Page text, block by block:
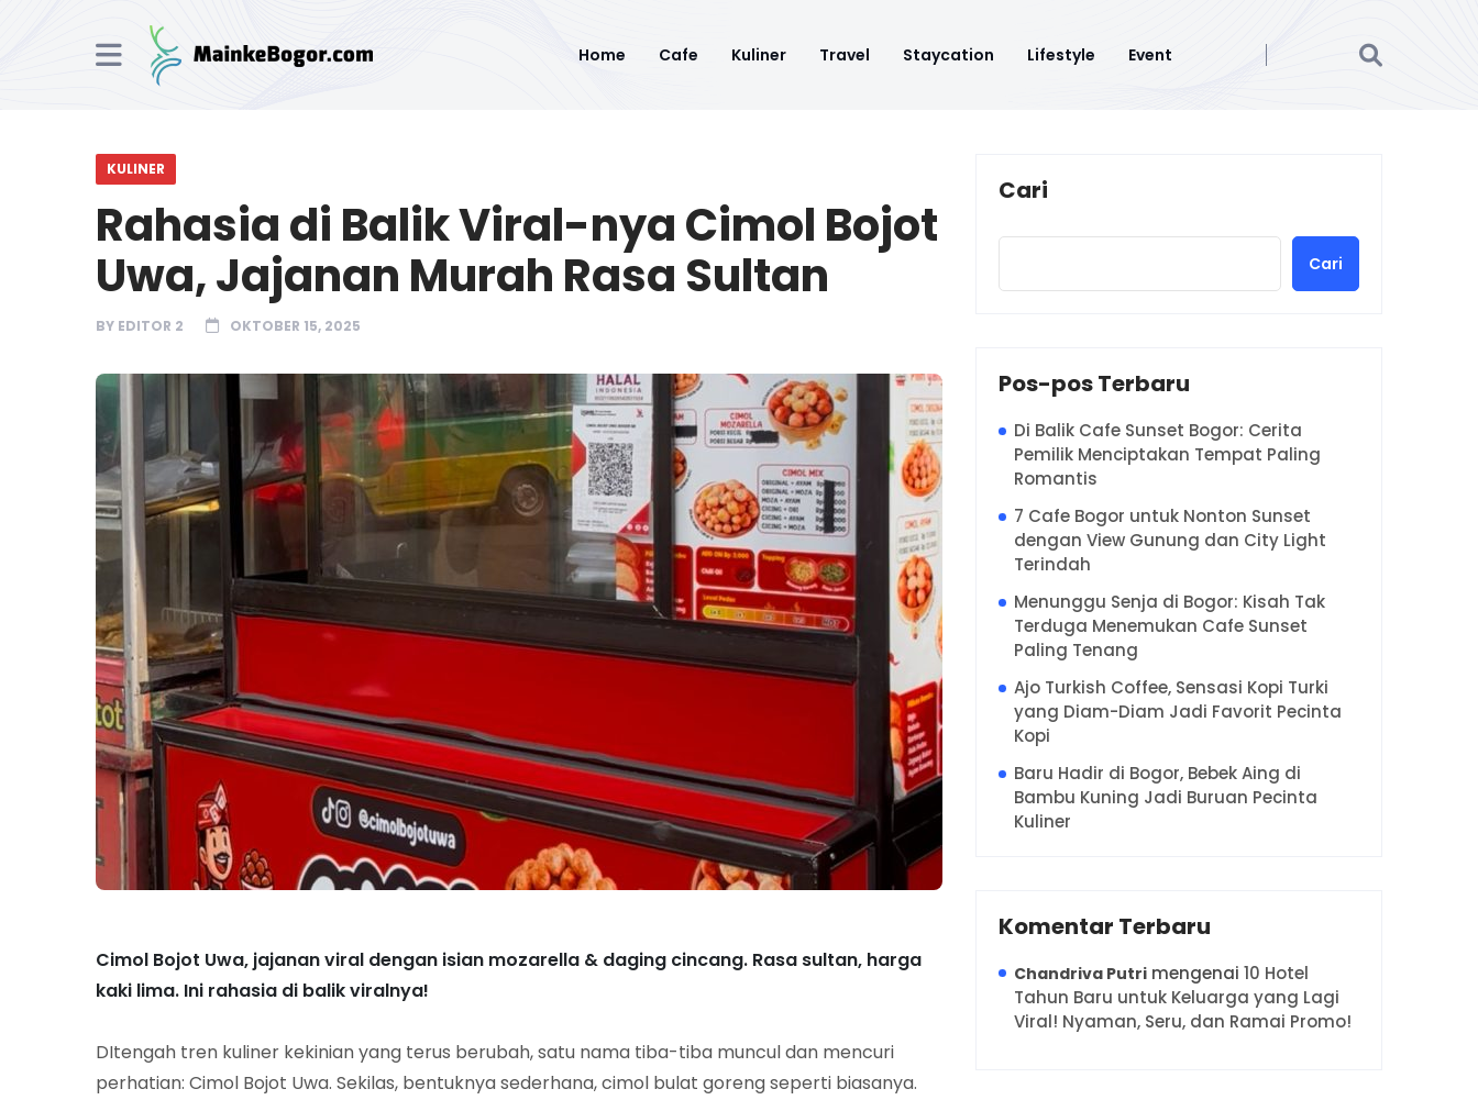
Home Cafe Kuliner Travel Staycation Lifestyle Event
KULINER
Rahasia di Balik Viral-nya Cimol Bojot
Uwa, Jajanan Murah Rasa Sultan
BY EDITOR 2 OKTOBER 15, 2025
Cimol Bojot Uwa, jajanan viral dengan isian mozarella & daging cincang. Rasa sultan, harga
kaki lima. Ini rahasia di balik viralnya!
DItengah tren kuliner kekinian yang terus berubah, satu nama tiba-tiba muncul dan mencuri
perhatian: Cimol Bojot Uwa. Sekilas, bentuknya sederhana, cimol bulat goreng seperti biasanya.
Cari
Cari
Pos-pos Terbaru
Di Balik Cafe Sunset Bogor: Cerita
Pemilik Menciptakan Tempat Paling
Romantis
7 Cafe Bogor untuk Nonton Sunset
dengan View Gunung dan City Light
Terindah
Menunggu Senja di Bogor: Kisah Tak
Terduga Menemukan Cafe Sunset
Paling Tenang
Ajo Turkish Coffee, Sensasi Kopi Turki
yang Diam-Diam Jadi Favorit Pecinta
Kopi
Baru Hadir di Bogor, Bebek Aing di
Bambu Kuning Jadi Buruan Pecinta
Kuliner
Komentar Terbaru
Chandriva Putri mengenai 10 Hotel
Tahun Baru untuk Keluarga yang Lagi
Viral! Nyaman, Seru, dan Ramai Promo!